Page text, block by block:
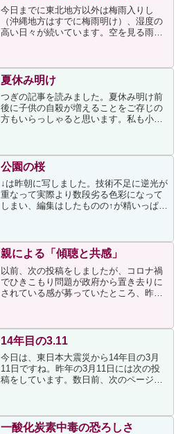
今日までに東北地方以外は梅雨入りし
（沖縄地方はすでに梅雨明け）、湿度の
高い日々が続いています。空を見る雨が
はないでしょうか。実は私もその一人な
のですが、偶然に目に留まっ...
夏休み明け
つぎの記事を読みました。夏休み明け前
後に子供の自殺が増えることをご存じの
方もいらっしゃると思います。私も小学
人事とは思えずにいます。そのため、昨
年は次の投稿をしました。...
公園の桜
↓は昨朝に写しました。技術不足に逆光が
重なって実際より数段劣る色彩になって
しまい、編集はしたものの↑が精いっぱい
稿をしています。苔の生えた桜の木はそ
の後に剪定され、長...
親による「傾聴と共感」
以前、次の投稿をしましたが、コロナ禍
でひきこもり問題が政府から置き去りに
されている感が募っていたところ、昨日
です。上記事の筆者は精神科医と書かれ
ていて、次の見解を述べて...
14年目の3.11
今日は、東日本大震災から14年目の3月
11日ですね。昨年の3月11日には次の投
稿をしています。数日前、次のページが
ませていただきまし...
一酸化炭素中毒の恐ろしさ